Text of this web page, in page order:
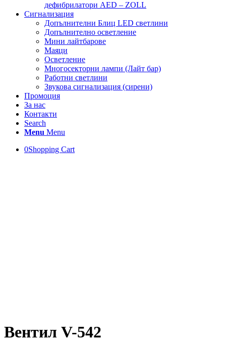
дефибрилатори AED – ZOLL
Сигнализация
Допълнителни Блиц LED светлини
Допълнително осветление
Мини лайтбарове
Маяци
Осветление
Многосекторни лампи (Лайт бар)
Работни светлини
Звукова сигнализация (сирени)
Промоция
За нас
Контакти
Search
Menu Menu
0Shopping Cart
Вентил V-542